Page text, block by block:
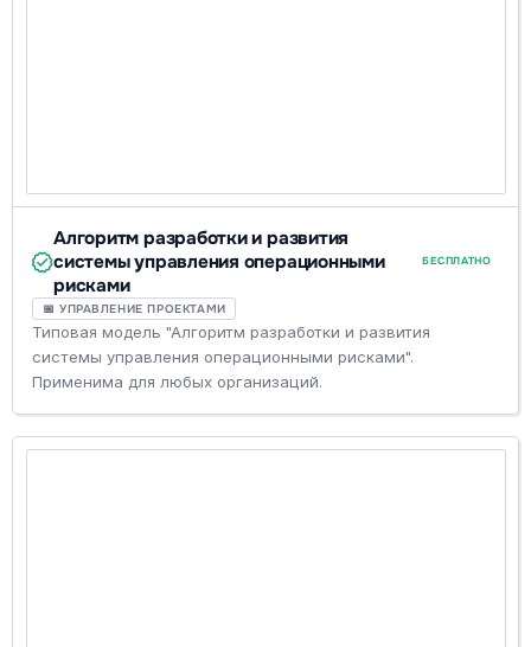
Алгоритм разработки и развития
системы управления операционными
рисками
БЕСПЛАТНО
📅 УПРАВЛЕНИЕ ПРОЕКТАМИ
Типовая модель "Алгоритм разработки и развития
системы управления операционными рисками".
Применима для любых организаций.